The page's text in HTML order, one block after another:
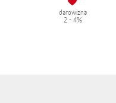
darowizna
2 - 4%